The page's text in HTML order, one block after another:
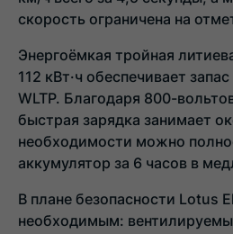
скорость ограничена на
Энергоёмкая тройная
112 кВт·ч обеспечивает
WLTP. Благодаря 800-
быстрая зарядка занимает
необходимости можно
аккумулятор за 6 часов в
В плане безопасности Lotus
необходимым: